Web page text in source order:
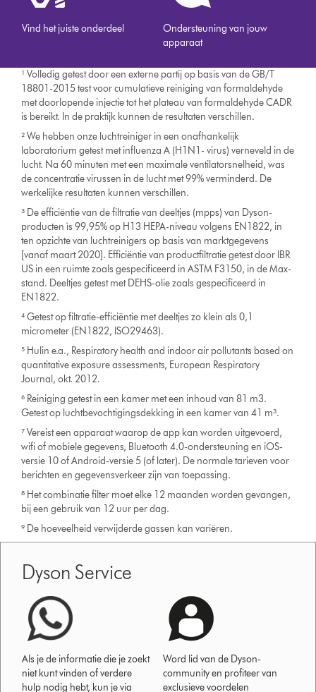
Vind het juiste onderdeel
Ondersteuning van jouw
apparaat
¹ Volledig getest door een externe partij op basis van de GB/T
18801-2015 test voor cumulatieve reiniging van formaldehyde
met doorlopende injectie tot het plateau van formaldehyde CADR
is bereikt. In de praktijk kunnen de resultaten verschillen.
² We hebben onze luchtreiniger in een onafhankelijk
laboratorium getest met influenza A (H1N1- virus) verneveld in de
lucht. Na 60 minuten met een maximale ventilatorsnelheid, was
de concentratie virussen in de lucht met 99% verminderd. De
werkelijke resultaten kunnen verschillen.
³ De efficiëntie van de filtratie van deeltjes (mpps) van Dyson-
producten ìs 99,95% op H13 HEPA-niveau volgens EN1822, in
ten opzichte van luchtreinigers op basis van marktgegevens
[vanaf maart 2020]. Efficiëntie van productfiltratie getest door IBR
US in een ruimte zoals gespecificeerd in ASTM F3150, in de Max-
stand. Deeltjes getest met DEHS-olie zoals gespecificeerd in
EN1822.
⁴ Getest op filtratie-efficiëntie met deeltjes zo klein als 0,1
micrometer (EN1822, ISO29463).
⁵ Hulin e.a., Respiratory health and indoor air pollutants based on
quantitative exposure assessments, European Respiratory
Journal, okt. 2012.
⁶ Reiniging getest in een kamer met een inhoud van 81 m3.
Getest op luchtbevochtigingsdekking in een kamer van 41 m³.
⁷ Vereist een apparaat waarop de app kan worden uitgevoerd,
wifi of mobiele gegevens, Bluetooth 4.0-ondersteuning en iOS-
versie 10 of Android-versie 5 (of later). De normale tarieven voor
berichten en gegevensverkeer zijn van toepassing.
⁸ Het combinatie filter moet elke 12 maanden worden gevangen,
bij een gebruik van 12 uur per dag.
⁹ De hoeveelheid verwijderde gassen kan variëren.
Dyson Service
Als je de informatie die je zoekt
niet kunt vinden of verdere
hulp nodig hebt, kun je via
Word lid van de Dyson-
community en profiteer van
exclusieve voordelen